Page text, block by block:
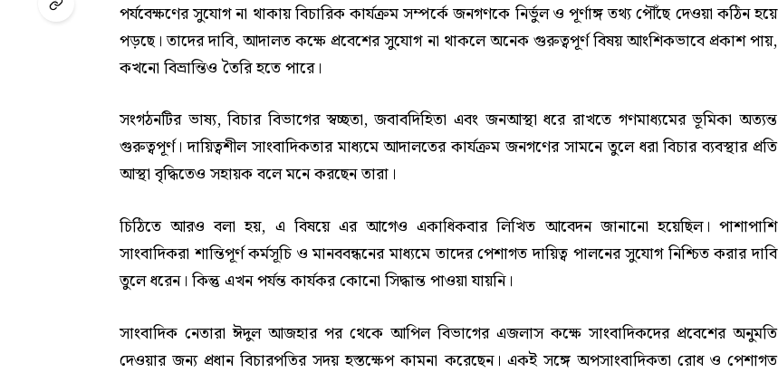
পর্যবেক্ষণের সুযোগ না থাকায় বিচারিক কার্যক্রম সম্পর্কে জনগণকে নির্ভুল ও পূর্ণাঙ্গ তথ্য পৌঁছে দেওয়া কঠিন হয়ে
পড়ছে। তাদের দাবি, আদালত কক্ষে প্রবেশের সুযোগ না থাকলে অনেক গুরুত্বপূর্ণ বিষয় আংশিকভাবে প্রকাশ পায়,
কখনো বিভ্রান্তিও তৈরি হতে পারে।
সংগঠনটির ভাষ্য, বিচার বিভাগের স্বচ্ছতা, জবাবদিহিতা এবং জনআস্থা ধরে রাখতে গণমাধ্যমের ভূমিকা অত্যন্ত
গুরুত্বপূর্ণ। দায়িত্বশীল সাংবাদিকতার মাধ্যমে আদালতের কার্যক্রম জনগণের সামনে তুলে ধরা বিচার ব্যবস্থার প্রতি
আস্থা বৃদ্ধিতেও সহায়ক বলে মনে করছেন তারা।
চিঠিতে আরও বলা হয়, এ বিষয়ে এর আগেও একাধিকবার লিখিত আবেদন জানানো হয়েছিল। পাশাপাশি
সাংবাদিকরা শান্তিপূর্ণ কর্মসূচি ও মানববন্ধনের মাধ্যমে তাদের পেশাগত দায়িত্ব পালনের সুযোগ নিশ্চিত করার দাবি
তুলে ধরেন। কিন্তু এখন পর্যন্ত কার্যকর কোনো সিদ্ধান্ত পাওয়া যায়নি।
সাংবাদিক নেতারা ঈদুল আজহার পর থেকে আপিল বিভাগের এজলাস কক্ষে সাংবাদিকদের প্রবেশের অনুমতি
দেওয়ার জন্য প্রধান বিচারপতির সদয় হস্তক্ষেপ কামনা করেছেন। একই সঙ্গে অপসাংবাদিকতা রোধ ও পেশাগত